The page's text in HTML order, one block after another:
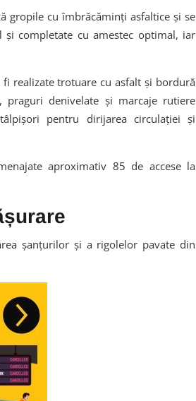
gropile cu îmbrăcăminți asfaltice și se
completate cu amestec optimal, iar
realizate trotuare cu asfalt și bordură
denivelate și marcaje rutiere
pentru dirijarea circulației și
aproximativ 85 de accese la
șanțurilor și a rigolelor pavate din